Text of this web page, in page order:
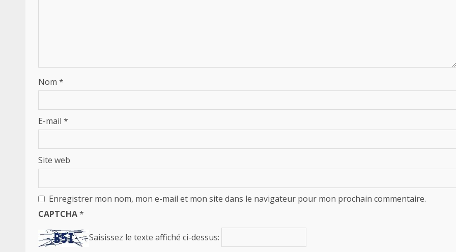
Nom *
E-mail *
Site web
Enregistrer mon nom, mon e-mail et mon site dans le navigateur pour mon prochain commentaire.
CAPTCHA*
Saisissez le texte affiché ci-dessus: